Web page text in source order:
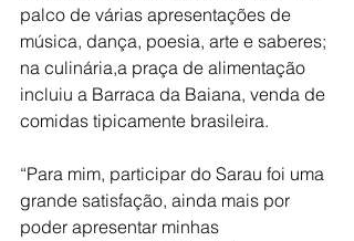
palco de várias apresentações de
música, dança, poesia, arte e saberes;
na culinária,a praça de alimentação
incluiu a Barraca da Baiana, venda de
comidas tipicamente brasileira.
“Para mim, participar do Sarau foi uma
grande satisfação, ainda mais por
poder apresentar minhas